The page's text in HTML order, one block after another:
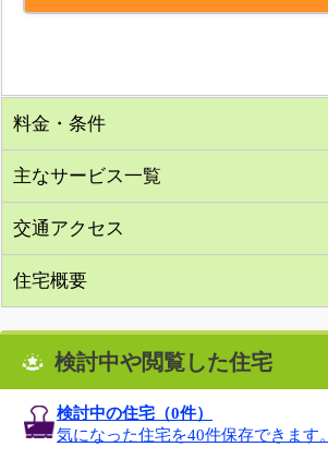
料金・条件
主なサービス一覧
交通アクセス
住宅概要
検討中や閲覧した住宅
検討中の住宅（0件）
気になった住宅を40件保存できます。